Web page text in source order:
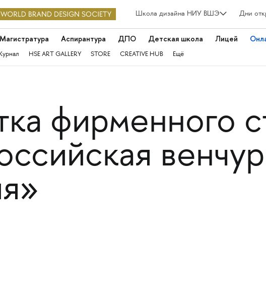
Школа дизайна НИУ ВШЭ Дни
Магистратура Аспирантура ДПО Детская школа Лицей
HSE ART GALLERY STORE CREATIVE HUB Ещё
фирменного